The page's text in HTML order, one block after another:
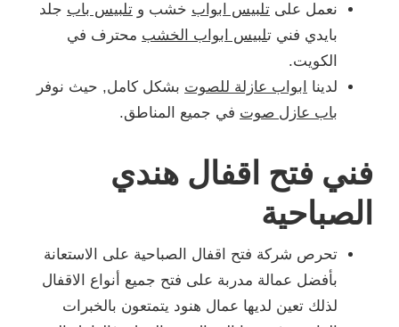
نعمل على تلبيس ابواب خشب و تلبيس باب جلد
بايدي فني تلبيس ابواب الخشب محترف في
الكويت.
لدينا
ابواب عازلة للصوت بشكل كامل, حيث نوفر
باب عازل صوت في جميع المناطق.
فني فتح اقفال هندي
الصباحية
تحرص شركة فتح اقفال الصباحية على الاستعانة
بأفضل عمالة مدربة على فتح جميع أنواع الاقفال
لذلك تعين لديها عمال هنود يتمتعون بالخبرات